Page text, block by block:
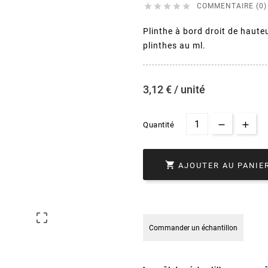

     COMMENTAIRE (0)
Plinthe à bord droit de
plinthes au ml.
3,12 € / unité
Quantité
 AJOUTER AU
Commander un échantillon